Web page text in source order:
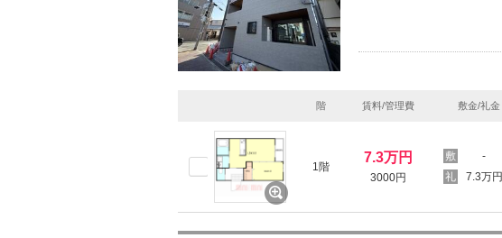
階 賃料/管理費 敷金/礼金
1階
7.3万円
3000円
-
7.3万円